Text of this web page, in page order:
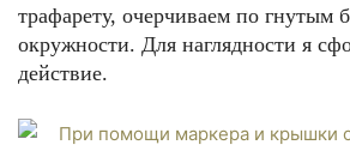
трафарету, очерчиваем по гнутым
окружности. Для наглядности я
действие.